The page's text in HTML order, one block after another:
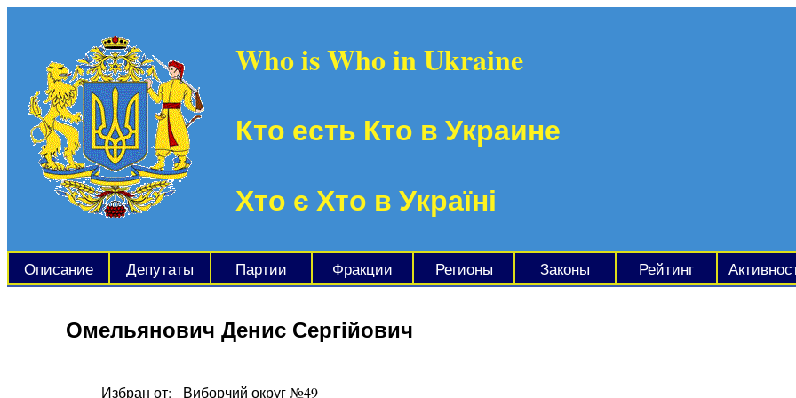
Who is Who in Ukraine
Кто есть Кто в Украине
Хто є Хто в Україні
Описание Депутаты Партии Фракции Регионы Законы Рейтинг
Омельянович Денис Сергійович
Избран от:
Виборчий округ №49